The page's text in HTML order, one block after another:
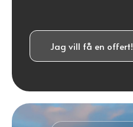
Jag vill få en offert!